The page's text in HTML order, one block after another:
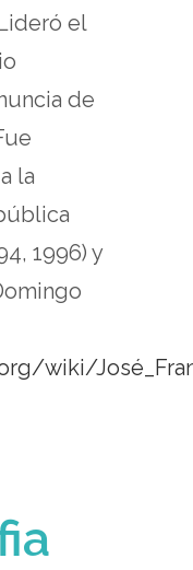
el
de
la
1996) y
wiki/